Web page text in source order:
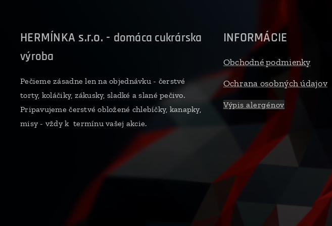
HERMÍNKA s.r.o. - domáca cukrárska
výroba
Pečieme zásadne len na objednávku - čerstvé
torty, koláčiky, zákusky, sladké a slané pečivo.
Pripavujeme čerstvé obložené chlebíčky, kanapky,
misy - vždy k termínu vašej akcie.
INFORMÁCIE
Obchodné podmienky
Ochrana osobných údajov
Výpis alergénov